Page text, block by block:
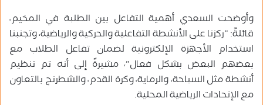
وأوضحت السعدي أهمية التفاعل بين الطلبة في المخيم،
قائلةً: “ركزنا على الأنشطة التفاعلية والحركية والرياضية، وتجنبنا
استخدام الأجهزة الإلكترونية لضمان تفاعل الطلاب مع
بعضهم البعض بشكل فعال”، مشيرةً إلى أنه تم تنظيم
أنشطة مثل السباحة، والرماية، وكرة القدم، والشطرنج بالتعاون
مع الإتحادات الرياضية المحلية.